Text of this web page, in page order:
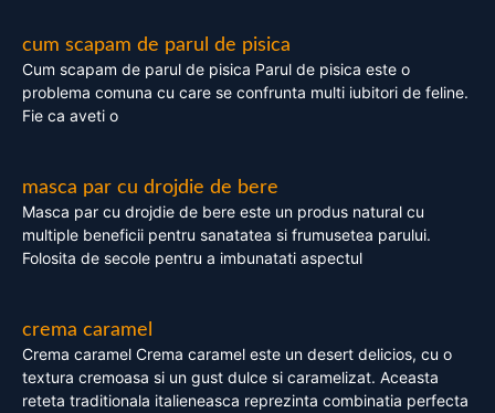
cum scapam de parul de pisica
Cum scapam de parul de pisica Parul de pisica este o
problema comuna cu care se confrunta multi iubitori de feline.
Fie ca aveti o
masca par cu drojdie de bere
Masca par cu drojdie de bere este un produs natural cu
multiple beneficii pentru sanatatea si frumusetea parului.
Folosita de secole pentru a imbunatati aspectul
crema caramel
Crema caramel Crema caramel este un desert delicios, cu o
textura cremoasa si un gust dulce si caramelizat. Aceasta
reteta traditionala italieneasca reprezinta combinatia perfecta